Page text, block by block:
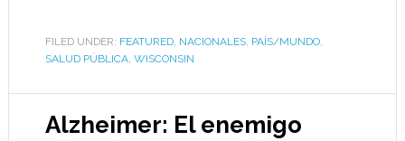
FILED UNDER: FEATURED, NACIONALES, PAÍS/MUNDO,
SALUD PÚBLICA, WISCONSIN
Alzheimer: El enemigo